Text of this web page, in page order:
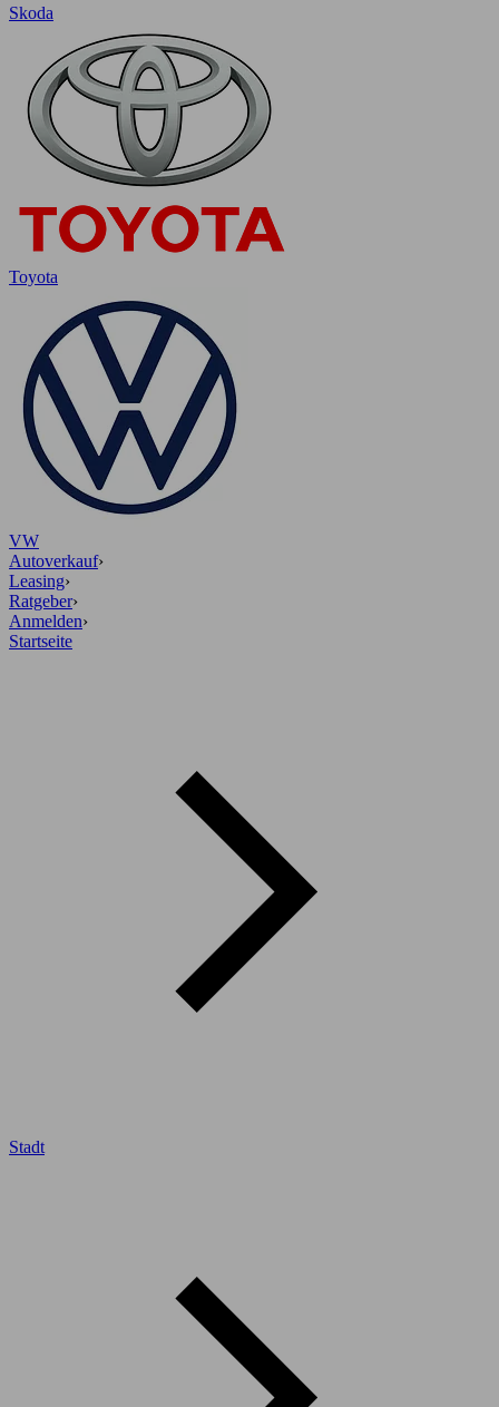
Skoda
Toyota
VW
Autoverkauf›
Leasing›
Ratgeber›
Anmelden›
Startseite
Stadt